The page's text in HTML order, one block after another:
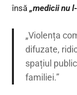
însă „medicii nu
„Violența
difuzate,
spațiul
familiei.”